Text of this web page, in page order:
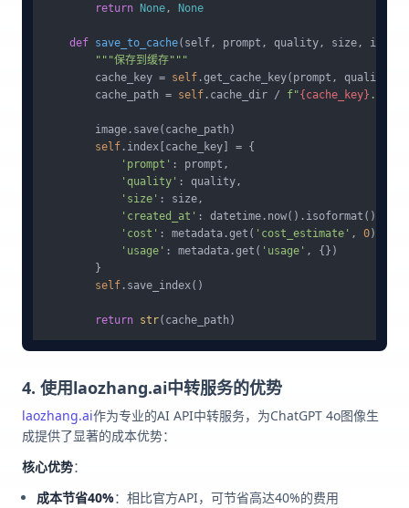
return None , None
def save_to_cache( self, prompt, quality, size, image,
"""保存到缓存"""
        cache_key =
self .get_cache_key(prompt, quality,
        cache_path =
self .cache_dir / f"{cache_key} .png"
        image.save(cache_path)
self .index[cache_key] = {
'prompt' : prompt,
'quality' : quality,
'size' : size,
'created_at' : datetime.now().isoformat(),
'cost' : metadata.get( 'cost_estimate' , 0),
'usage' : metadata.get( 'usage' , {})
        }
self .save_index()
return str
4. 使用laozhang.ai中转服务的优势
laozhang.ai作为专业的AI API中转服务，为ChatGPT 4o图像生
成提供了显著的成本优势：
核心优势：
成本节省40%：相比官方API，可节省高达40%的费用